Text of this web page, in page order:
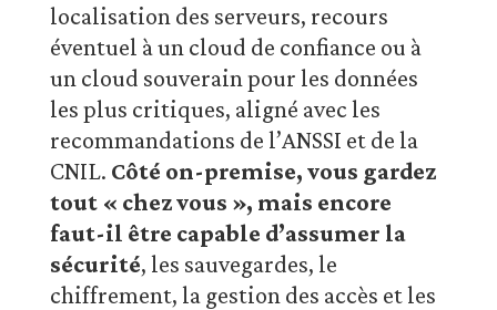
localisation des serveurs, recours
éventuel à un cloud de confiance ou à
un cloud souverain pour les données
les plus critiques, aligné avec les
recommandations de l’ANSSI et de la
CNIL. Côté on-premise, vous gardez
tout « chez vous », mais encore
faut-il être capable d’assumer la
sécurité, les sauvegardes, le
chiffrement, la gestion des accès et les